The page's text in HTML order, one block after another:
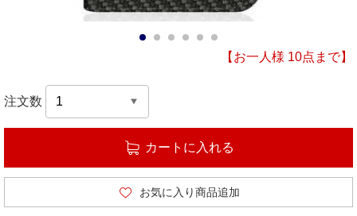
【お一人様 10点まで】
注文数
カートに入れる
お気に入り商品追加